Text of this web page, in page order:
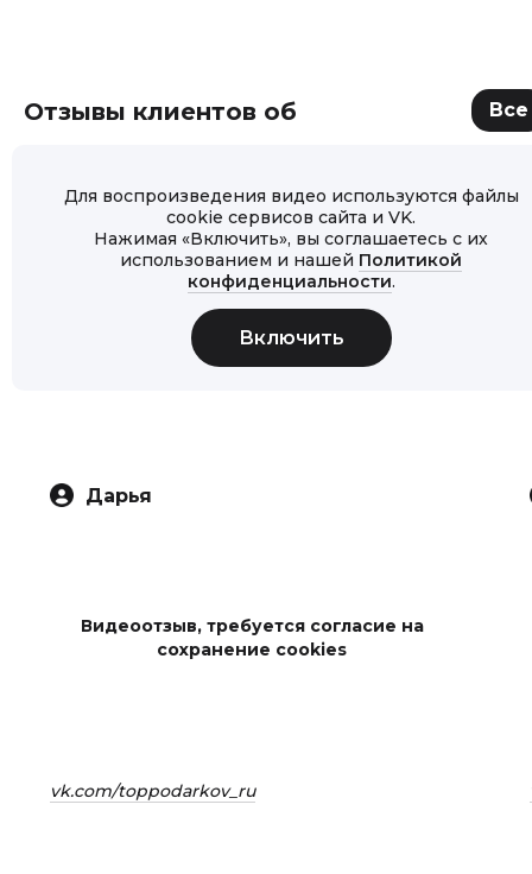
Отзывы клиентов об Все
Для воспроизведения видео используются файлы
cookie сервисов сайта и VK.
Нажимая «Включить», вы соглашаетесь с их
использованием и нашей Политикой
конфиденциальности.
Дарья
Видеоотзыв, требуется согласие на
сохранение cookies
vk.com/toppodarkov_ru